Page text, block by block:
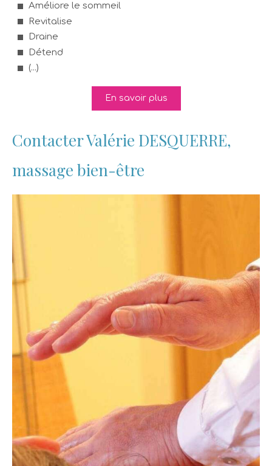
Améliore le sommeil
Revitalise
Draine
Détend
(...)
En savoir plus
Contacter Valérie DESQUERRE,
massage bien-être